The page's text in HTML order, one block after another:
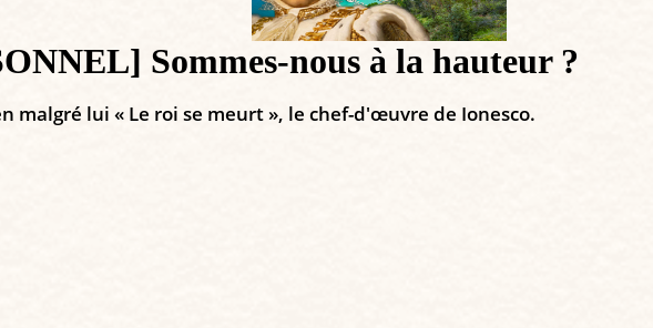
Sommes-nous à la hauteur ?
malgré lui « Le roi se meurt », le chef-d'œuvre de Ionesco.